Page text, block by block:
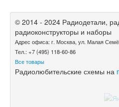
© 2014 - 2024 Радиодетали,
радиоконструкторы и наборы
Адрес офиса: г. Москва, ул. Малая
Тел.: +7 (495) 118-60-86
Все товары
Радиолюбительские схемы на